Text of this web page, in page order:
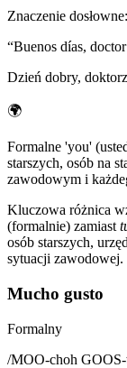
Znaczenie dosłowne:
“Buenos días,
Dzień dobry,
🌍
Formalne 'you'
starszych, osób na
zawodowym i
Kluczowa różnica
(formalnie) zamiast
osób starszych,
sytuacji zawodowej.
Mucho gusto
Formalny
/MOO-choh